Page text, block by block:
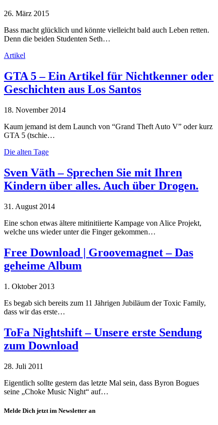
26. März 2015
Bass macht glücklich und könnte vielleicht bald auch Leben retten.
Denn die beiden Studenten Seth…
Artikel
GTA 5 – Ein Artikel für Nichtkenner oder
Geschichten aus Los Santos
18. November 2014
Kaum jemand ist dem Launch von “Grand Theft Auto V” oder kurz
GTA 5 (tschie…
Die alten Tage
Sven Väth – Sprechen Sie mit Ihren
Kindern über alles. Auch über Drogen.
31. August 2014
Eine schon etwas ältere mitinitiierte Kampage von Alice Projekt,
welche uns wieder unter die Finger gekommen…
Free Download | Groovemagnet – Das
geheime Album
1. Oktober 2013
Es begab sich bereits zum 11 Jährigen Jubiläum der Toxic Family,
dass wir das erste…
ToFa Nightshift – Unsere erste Sendung
zum Download
28. Juli 2011
Eigentlich sollte gestern das letzte Mal sein, dass Byron Bogues
seine „Choke Music Night“ auf…
Melde Dich jetzt im Newsletter an